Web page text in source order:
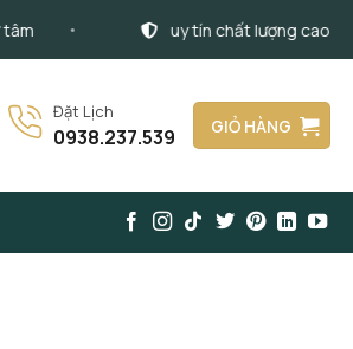
uy tín chất lượng cao
Đặt Lịch
0938.237.539 GIỎ HÀNG